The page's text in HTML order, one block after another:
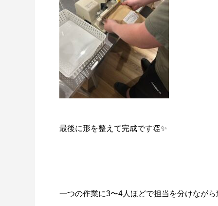
最後に形を整えて完成です👏✨
一つの作業に3〜4人ほどで担当を分けながら